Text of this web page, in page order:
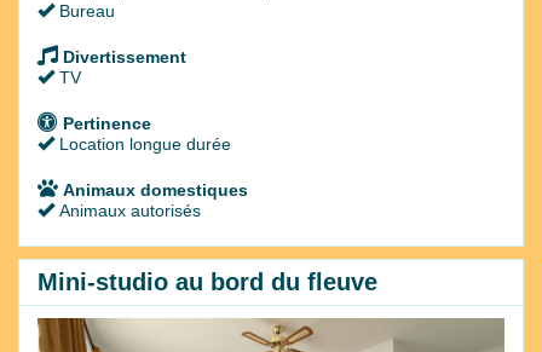
Bureau
Divertissement
TV
Pertinence
Location longue durée
Animaux domestiques
Animaux autorisés
Mini-studio au bord du fleuve
Previous